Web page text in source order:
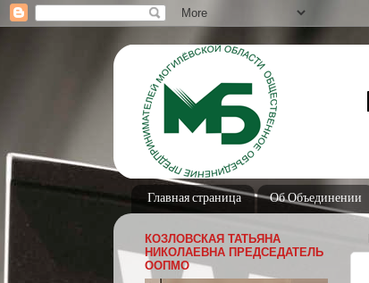
Главная страница Об Объединении
КОЗЛОВСКАЯ ТАТЬЯНА
НИКОЛАЕВНА ПРЕДСЕДАТЕЛЬ
ООПМО